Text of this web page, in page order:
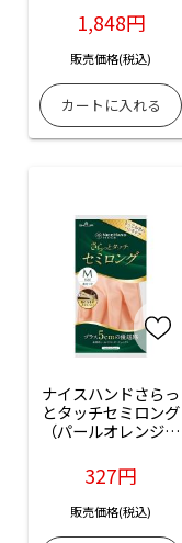
1,848円
販売価格(税込)
ナイスハンドさらっ
とタッチセミロング
（パールオレンジ／
327円
販売価格(税込)